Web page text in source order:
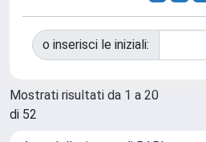
o inserisci le iniziali:
Mostrati risultati da 1 a 20
di 52